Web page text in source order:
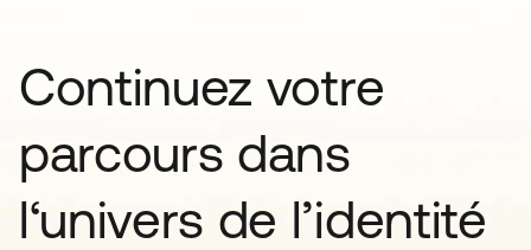
Continuez votre
parcours dans
l‘univers de l’identité